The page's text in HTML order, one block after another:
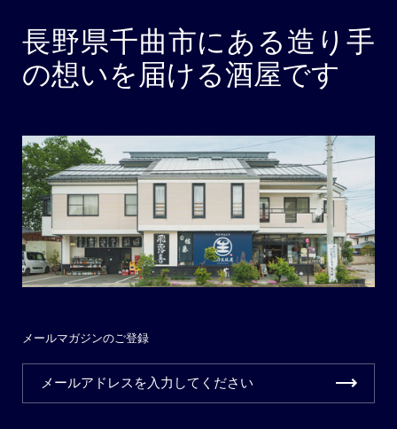
長野県千曲市にある造り手
の想いを届ける酒屋です
メールマガジンのご登録